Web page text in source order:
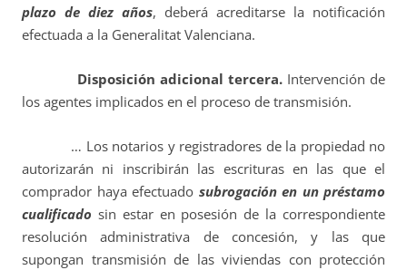
plazo de diez años, deberá acreditarse la notificación
efectuada a la Generalitat Valenciana.
Disposición adicional tercera.Intervención de
los agentes implicados en el proceso de transmisión.
… Los notarios y registradores de la propiedad no
autorizarán ni inscribirán las escrituras en las que el
comprador haya efectuado subrogación en un préstamo
cualificado sin estar en posesión de la correspondiente
resolución administrativa de concesión, y las que
supongan transmisión de las viviendas con protección